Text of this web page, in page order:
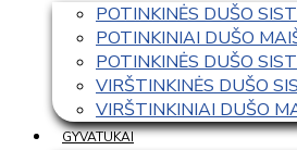
POTINKINĖS DUŠO
POTINKINIAI DUŠO
POTINKINĖS DUŠO
VIRŠTINKINĖS DUŠO
VIRŠTINKINIAI DUŠO
GYVATUKAI